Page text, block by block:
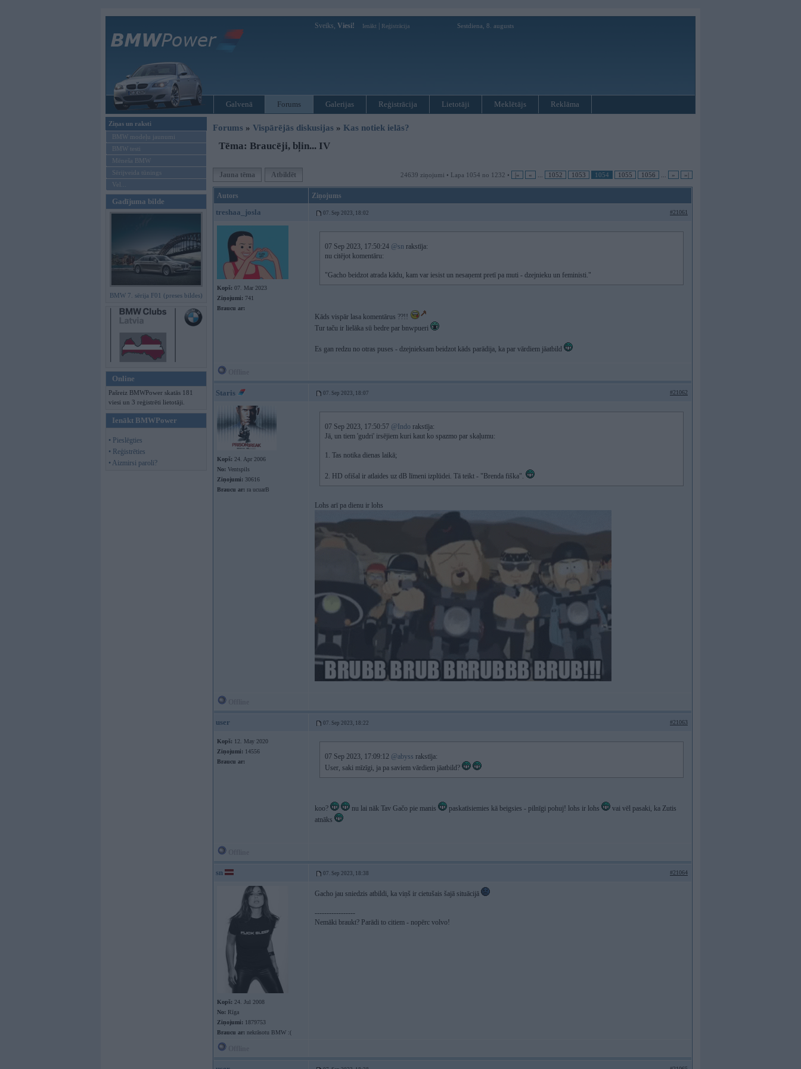
Sveiks, Viesi! Ienākt Reģistrācija Sestdiena, 8. augusts
Galvenā Forums Galerijas Reģistrācija Lietotāji Meklētājs Reklāma
Ziņas un raksti
BMW modeļu jaunumi
BMW testi
Mēneša BMW
Sērijveida tūnings
Vel...
Gadījuma bilde
BMW 7. sērija F01 (preses bildes)
Online
Pašreiz BMWPower skatās 181
viesi un 3 reģistrēti lietotāji.
Ienākt BMWPower
• Pieslēgties
• Reģistrēties
• Aizmirsi paroli?
Forums » Vispārējās diskusijas » Kas notiek ielās?
Tēma: Braucēji, bļin... IV
Jauna tēma Atbildēt 24639 ziņojumi • Lapa 1054 no 1232 • |« « 1052 1053 1054 1055 1056 » »|
Autors Ziņojums
treshaa_josla 07. Sep 2023, 18:02 #21061
Kopš: 07. Mar 2023
Ziņojumi: 741
Braucu ar:
07 Sep 2023, 17:50:24 @sn rakstīja:
nu citējot komentāru:
"Gacho beidzot atrada kādu, kam var iesist un nesaņemt pretī pa muti - dzejnieku un feministi."
Kāds vispār lasa komentārus ??!!
Tur taču ir lielāka sū bedre par bnwpueri
Es gan redzu no otras puses - dzejnieksam beidzot kāds parādija, ka par vārdiem jāatbild
Staris 07. Sep 2023, 18:07 #21062
Kopš: 24. Apr 2006
No: Ventspils
Ziņojumi: 30616
Braucu ar: ra ucuarB
07 Sep 2023, 17:50:57 @Indo rakstīja:
Jā, un tiem 'gudri' irsējiem kuri kaut ko spazmo par skaļumu:
1. Tas notika dienas laikā;
2. HD ofišal ir atlaides uz dB līmeni izplūdei. Tā teikt - "Brenda fiška".
Lohs arī pa dienu ir lohs
user 07. Sep 2023, 18:22 #21063
Kopš: 12. May 2020
Ziņojumi: 14556
Braucu ar:
07 Sep 2023, 17:09:12 @abyss rakstīja:
User, saki mīzīgi, ja pa saviem vārdiem jāatbild?
koo? nu lai nāk Tav Gačo pie manis paskatīsiemies kā beigsies - pilnīgi pohuj! lohs ir lohs
vai vēl pasaki, ka Zutis
atnāks
sn 07. Sep 2023, 18:38 #21064
Kopš: 24. Jul 2008
No: Rīga
Ziņojumi: 1879753
Braucu ar: nekrāsotu BMW :(
Gacho jau sniedzis atbildi, ka viņš ir cietušais šajā situācijā
-----------------
Nemāki braukt? Parādi to citiem - nopērc volvo!